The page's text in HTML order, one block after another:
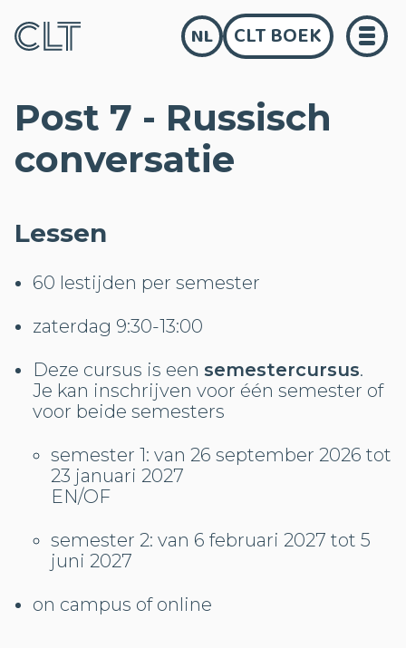
NL CLT BOEK
Post 7 - Russisch
conversatie
Lessen
60 lestijden per semester
zaterdag 9:30-13:00
Deze cursus is een semestercursus.
Je kan inschrijven voor één semester of
voor beide semesters
semester 1: van 26 september 2026 tot
23 januari 2027
EN/OF
semester 2: van 6 februari 2027 tot 5
juni 2027
on campus of online